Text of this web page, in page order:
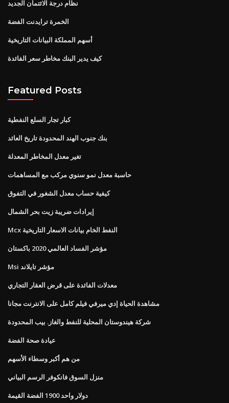
نظام درجة الائتمان الجديد
الخمرة ترايدنت الفضة
أسهم المملكة البيانات التاريخية
كيف يدير البنك مخاطر سعر الفائدة
Featured Posts
كبار تجار السلع النفطية
بنك جنوب الهند المحدودة تاريخ العائد
تغير معدل المخاطر المعدلة
حاسبة معدل نمو سنوي مركب مع المساهمات
كيفية حساب معدل الشغور في التفوق
إيرادات ضريبة زيت بحر الشمال
Mcx النفط الخام بيانات الاسعار التاريخية
مؤشر الفساد العالمي 2020 باكستان
Msi مؤشر تايلاند
معدلات الفائدة على قرض العقار التجاري
مشاهدة الحياة إدي ميرفي فيلم كامل على الانترنت مجانا
شركة هيندوستان المحلية للنفط والغاز. بيب المحدودة
عيادة صحة الفضة
من هم أكبر وسطاء الأسهم
منزل السوق فانكوفر الرسم البياني
دولار واحد 1900 الفضة القيمة